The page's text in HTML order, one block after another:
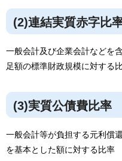
(2)連結実質赤字比
一般会計及び企業会計などを
足額の標準財政規模に対する
(3)実質公債費比率
一般会計等が負担する元利償
を基本とした額に対する比率